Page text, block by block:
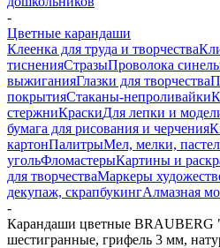
-
Цветные карандаши
Клеенка для труда и творчества
тисненияСтразыПроволока
выжиганияГлазки для творчества
покрытияСтаканы-непроливайки
стержниКраскиДля лепки и
бумага для рисования и черчения
картонПалитрыМел, мелки,
угольФломастерыКартины и
для творчестваМаркеры
декупаж, скрапбукингАлмазная
-
Карандаши цветные BRAUBERG
шестигранные, грифель 3 мм,